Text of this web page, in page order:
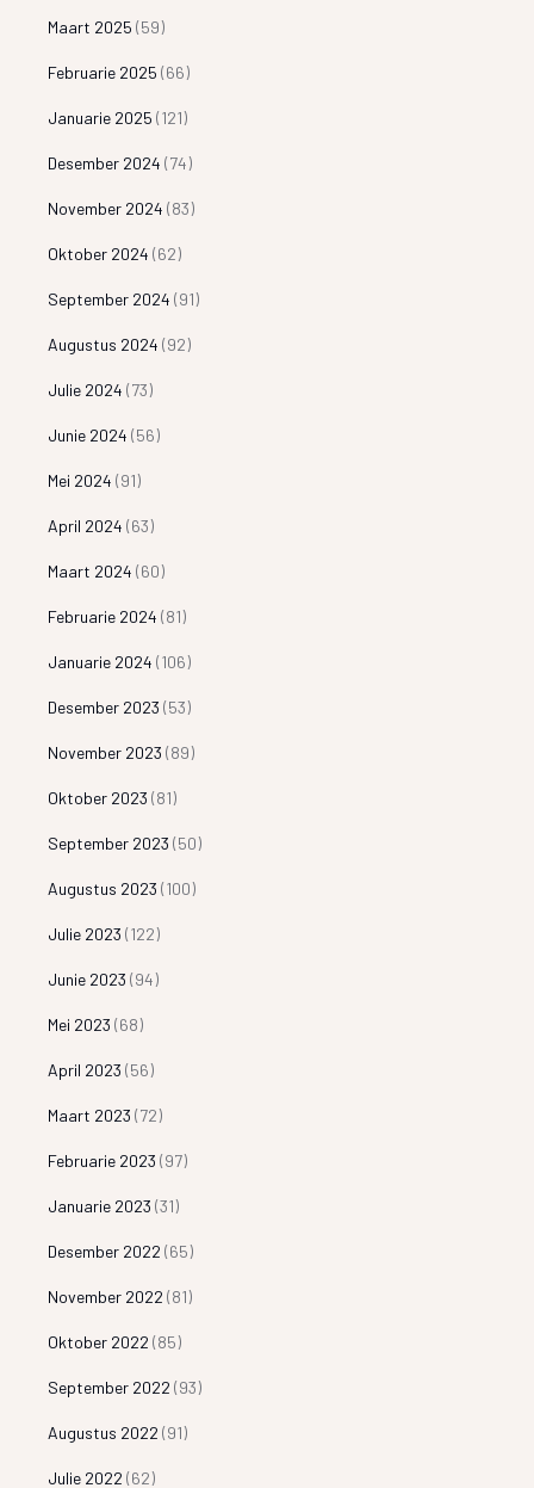
Maart 2025 (59)
Februarie 2025 (66)
Januarie 2025 (121)
Desember 2024 (74)
November 2024 (83)
Oktober 2024 (62)
September 2024 (91)
Augustus 2024 (92)
Julie 2024 (73)
Junie 2024 (56)
Mei 2024 (91)
April 2024 (63)
Maart 2024 (60)
Februarie 2024 (81)
Januarie 2024 (106)
Desember 2023 (53)
November 2023 (89)
Oktober 2023 (81)
September 2023 (50)
Augustus 2023 (100)
Julie 2023 (122)
Junie 2023 (94)
Mei 2023 (68)
April 2023 (56)
Maart 2023 (72)
Februarie 2023 (97)
Januarie 2023 (31)
Desember 2022 (65)
November 2022 (81)
Oktober 2022 (85)
September 2022 (93)
Augustus 2022 (91)
Julie 2022 (62)